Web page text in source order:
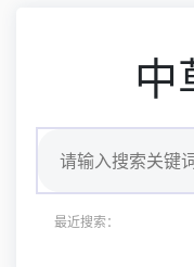
中
最近搜索：